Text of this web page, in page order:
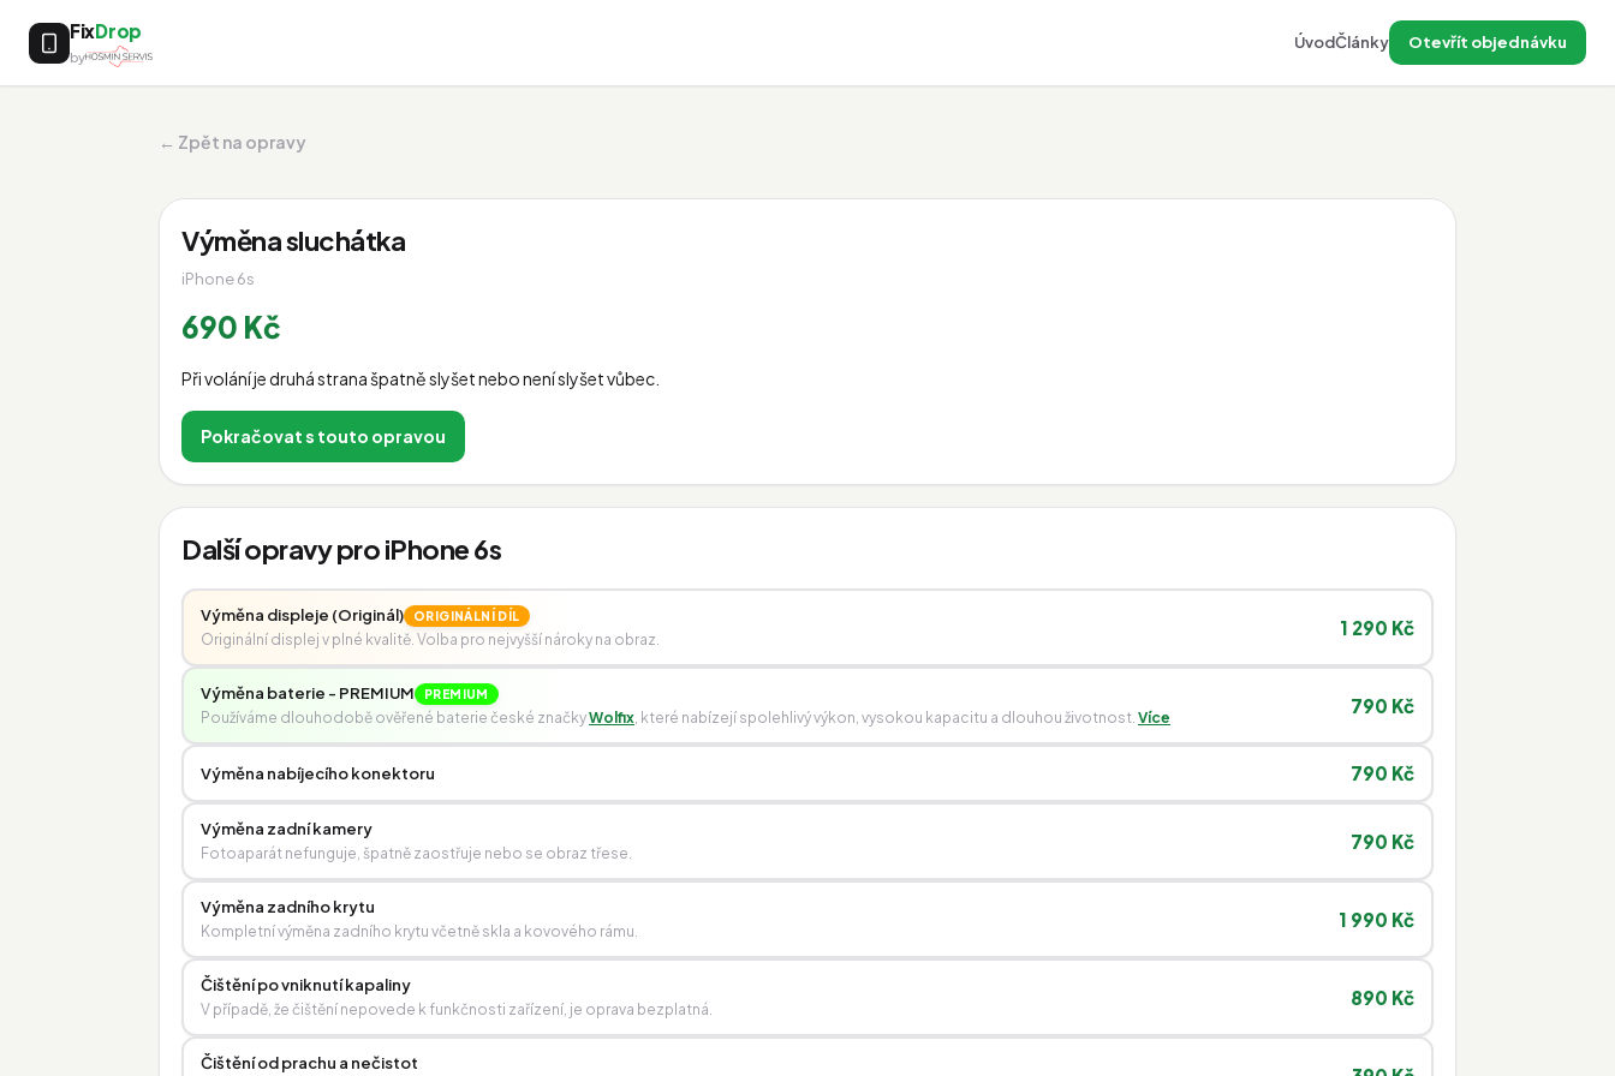
FixDrop
by
ÚvodČlánky Otevřít objednávku
← Zpět na opravy
Výměna sluchátka
iPhone 6s
690 Kč
Při volání je druhá strana špatně slyšet nebo není slyšet vůbec.
Pokračovat s touto opravou
Další opravy pro iPhone 6s
Výměna displeje (Originál) ORIGINÁLNÍ DÍL
Originální displej v plné kvalitě. Volba pro nejvyšší nároky na obraz.
1 290 Kč
Výměna baterie - PREMIUM PREMIUM
Používáme dlouhodobě ověřené baterie české značkyWolfix, které nabízejí spolehlivý výkon, vysokou kapacitu a dlouhou životnost. Více
790 Kč
Výměna nabíjecího konektoru 790 Kč
Výměna zadní kamery
Fotoaparát nefunguje, špatně zaostřuje nebo se obraz třese.
790 Kč
Výměna zadního krytu
Kompletní výměna zadního krytu včetně skla a kovového rámu.
1 990 Kč
Čištění po vniknutí kapaliny
V případě, že čištění nepovede k funkčnosti zařízení, je oprava bezplatná.
890 Kč
Čištění od prachu a nečistot